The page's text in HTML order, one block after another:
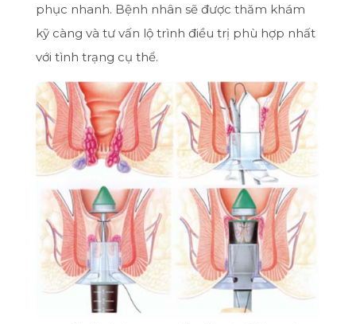
phục nhanh. Bệnh nhân sẽ được thăm khám
kỹ càng và tư vấn lộ trình điều trị phù hợp nhất
với tình trạng cụ thể.